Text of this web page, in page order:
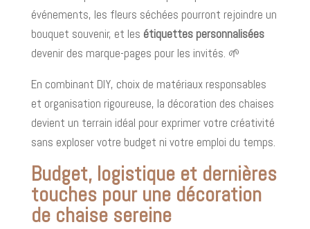
événements, les fleurs séchées pourront rejoindre un
bouquet souvenir, et les étiquettes personnalisées
devenir des marque-pages pour les invités. 🌱
En combinant DIY, choix de matériaux responsables
et organisation rigoureuse, la décoration des chaises
devient un terrain idéal pour exprimer votre créativité
sans exploser votre budget ni votre emploi du temps.
Budget, logistique et dernières
touches pour une décoration
de chaise sereine